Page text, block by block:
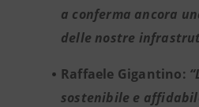
a conferma ancora
delle nostre
Raffaele Gigantino:
sostenibile e